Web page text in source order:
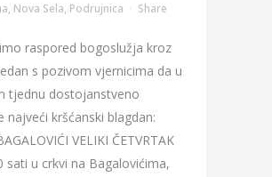
, Nova Sela, Podrujnica Share
raspored bogoslužja kroz
s pozivom vjernicima da u
tjednu dostojanstveno
najveći kršćanski blagdan:
VELIKI ČETVRTAK
sati u crkvi na Bagalovićima,